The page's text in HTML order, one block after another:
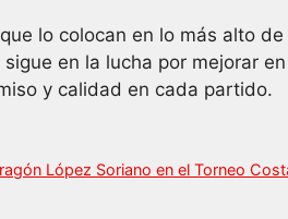
lo colocan en lo más alto
en la lucha por mejorar
y calidad en cada partido.
López Soriano en el Torneo